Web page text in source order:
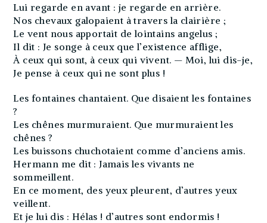
Lui regarde en avant : je regarde en arrière.
Nos chevaux galopaient à travers la clairière ;
Le vent nous apportait de lointains angelus ;
Il dit : Je songe à ceux que l’existence afflige,
À ceux qui sont, à ceux qui vivent. — Moi, lui dis-je,
Je pense à ceux qui ne sont plus !
Les fontaines chantaient. Que disaient les fontaines
?
Les chênes murmuraient. Que murmuraient les
chênes ?
Les buissons chuchotaient comme d’anciens amis.
Hermann me dit : Jamais les vivants ne
sommeillent.
En ce moment, des yeux pleurent, d’autres yeux
veillent.
Et je lui dis : Hélas ! d’autres sont endormis !